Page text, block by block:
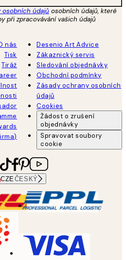
osobních údajů osobních údajů, které
při zpracovávání vašich údajů
nás
Tisk
Tiráž
Desenio Art Advice
Zákaznický servis
Sledování objednávky
Obchodní podmínky
Zásady ochrany osobních
údajů
Cookies
Žádost o zrušení
objednávky
Spravovat soubory
cookie
CZE ČESKÝ